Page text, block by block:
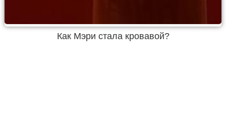
Как Мэри стала кровавой?